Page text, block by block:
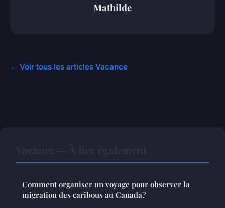
Mathilde
← Voir tous les articles Vacance
Comment organiser un voyage pour observer la
migration des caribous au Canada?